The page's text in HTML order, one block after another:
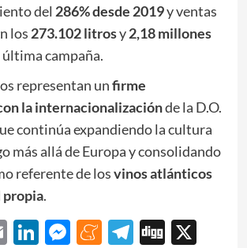
del 286% desde 2019y ventas
los 273.102 litrosy2,18 millones
campaña.
representan unfirme
la internacionalizaciónde la D.O.
continúa expandiendo la cultura
más allá de Europa y consolidando
referente de losvinos atlánticos
propia.
EmailLinkedIn
Messenger
Meneame
Telegram
Digg
X